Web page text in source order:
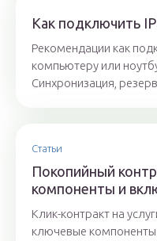
Как подключить
Рекомендации как
компьютеру или
Синхронизация,
Статьи
Покопийный
компоненты и
Клик-контракт на
ключевые